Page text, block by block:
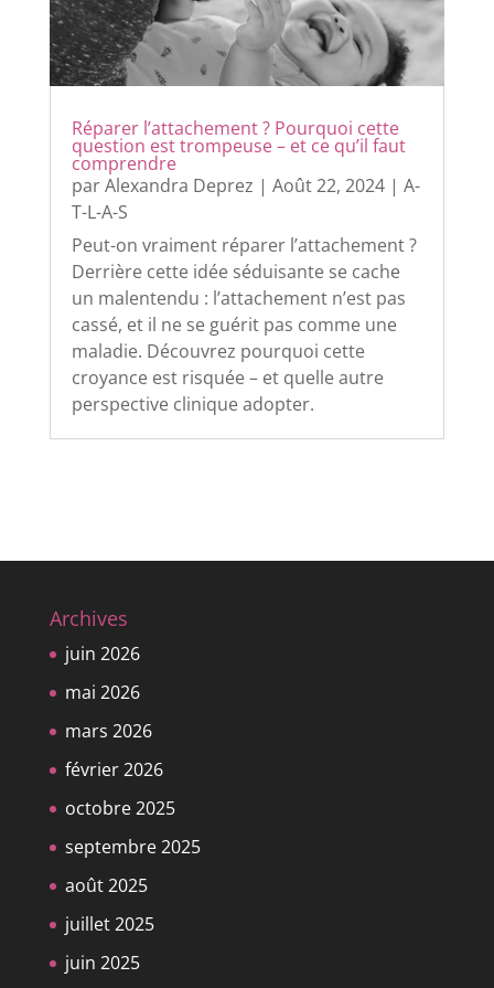
Réparer l’attachement ? Pourquoi cette
question est trompeuse – et ce qu’il faut
comprendre
parAlexandra Deprez | Août 22, 2024| A-
T-L-A-S
Peut-on vraiment réparer l’attachement ?
Derrière cette idée séduisante se cache
un malentendu : l’attachement n’est pas
cassé, et il ne se guérit pas comme une
maladie. Découvrez pourquoi cette
croyance est risquée – et quelle autre
perspective clinique adopter.
Archives
juin 2026
mai 2026
mars 2026
février 2026
octobre 2025
septembre 2025
août 2025
juillet 2025
juin 2025